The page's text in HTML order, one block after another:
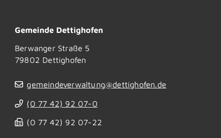
Gemeinde Dettighofen
Berwanger Straße 5
79802 Dettighofen
gemeindeverwaltung@dettighofen.de
(0 77 42) 92 07-0
(0 77 42) 92 07-22